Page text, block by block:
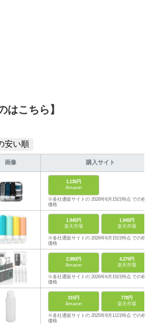
はこちら】
安い順
画像 購入サイト
1,136円
Amazon
※各社通販サイトの 2026年6月15日時点 での税
価格
1,945円
楽天市場
1,945円
楽天市場
※各社通販サイトの 2026年6月15日時点 での税
価格
2,980円
Amazon
4,279円
楽天市場
※各社通販サイトの 2026年6月15日時点 での税
価格
315円
Amazon
778円
楽天市場
※各社通販サイトの 2025年9月11日時点 での税
価格